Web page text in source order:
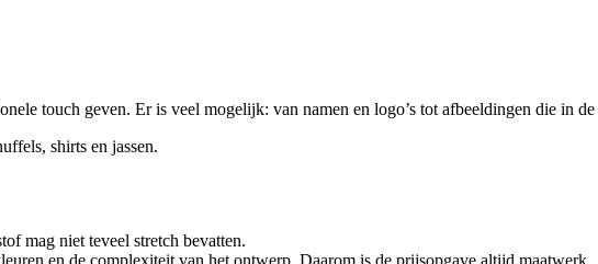
touch geven. Er is veel mogelijk: van namen en logo’s tot afbeeldingen die in
shirts en jassen.
mag niet teveel stretch bevatten.